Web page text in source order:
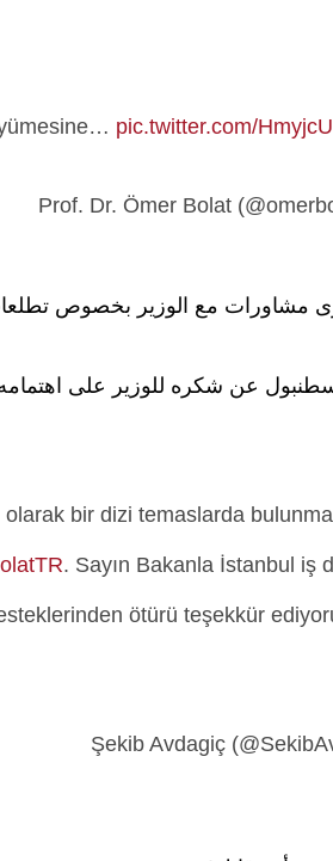
pic.twitter.com/
مشاورات مع الوزير بخصوص
عن شكره للوزير على
bir dizi temaslarda
. Sayın Bakanla İstanbul iş
ötürü teşekkür